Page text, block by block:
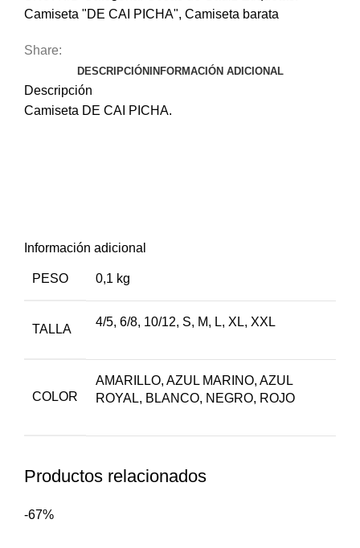
Camiseta "DE CAI PICHA", Camiseta barata
Share:
DESCRIPCIÓN INFORMACIÓN ADICIONAL
Descripción
Camiseta DE CAI PICHA.
Información adicional
PESO 0,1 kg
TALLA
4/5, 6/8, 10/12, S, M, L, XL, XXL
COLOR
AMARILLO, AZUL MARINO, AZUL
ROYAL, BLANCO, NEGRO, ROJO
Productos relacionados
-67%